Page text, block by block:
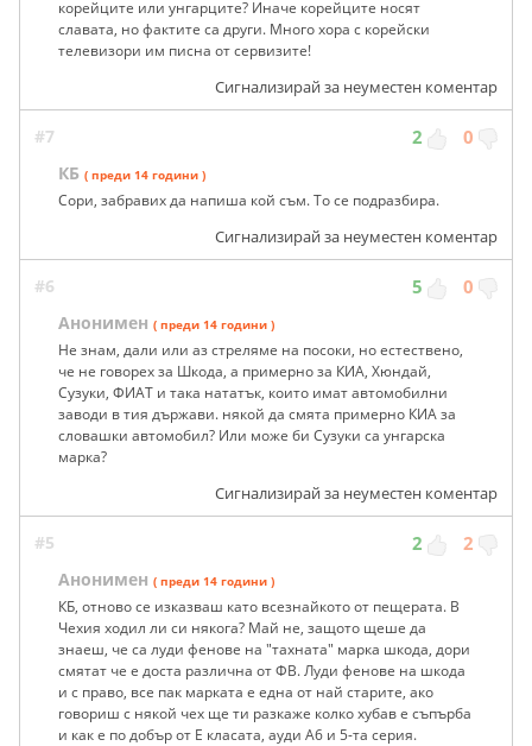
корейците или унгарците? Иначе корейците носят
славата, но фактите са други. Много хора с корейски
телевизори им писна от сервизите!
Сигнализирай за неуместен коментар
#7 2 0
КБ ( преди 14 години )
Сори, забравих да напиша кой съм. То се подразбира.
Сигнализирай за неуместен коментар
#6 5 0
Анонимен ( преди 14 години )
Не знам, дали или аз стреляме на посоки, но естествено,
че не говорех за Шкода, а примерно за КИА, Хюндай,
Сузуки, ФИАТ и така нататък, които имат автомобилни
заводи в тия държави. някой да смята примерно КИА за
словашки автомобил? Или може би Сузуки са унгарска
марка?
Сигнализирай за неуместен коментар
#5 2 2
Анонимен ( преди 14 години )
КБ, отново се изказваш като всезнайкото от пещерата. В
Чехия ходил ли си някога? Май не, защото щеше да
знаеш, че са луди фенове на "тахната" марка шкода, дори
смятат че е доста различна от ФВ. Луди фенове на шкода
и с право, все пак марката е една от най старите, ако
говориш с някой чех ще ти разкаже колко хубав е съпърба
и как е по добър от Е класата, ауди А6 и 5-та серия.